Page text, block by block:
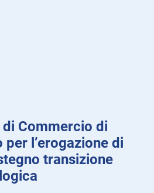
di Commercio di
per l’erogazione di
transizione